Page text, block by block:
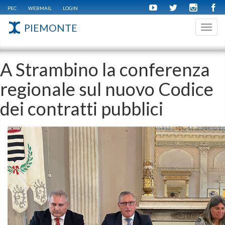
PEC WEBMAIL LOGIN
PIEMONTE
A Strambino la conferenza
regionale sul nuovo Codice
dei contratti pubblici